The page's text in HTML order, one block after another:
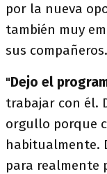
por la nueva
también muy
sus compañeros.
"Dejo el
trabajar con él.
orgullo porque
habitualmente.
para realmente